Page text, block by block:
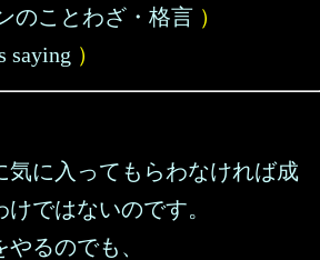
のことわざ・格言 ）
saying ）
気に入ってもらわなければ成
ではないのです。
るのでも、